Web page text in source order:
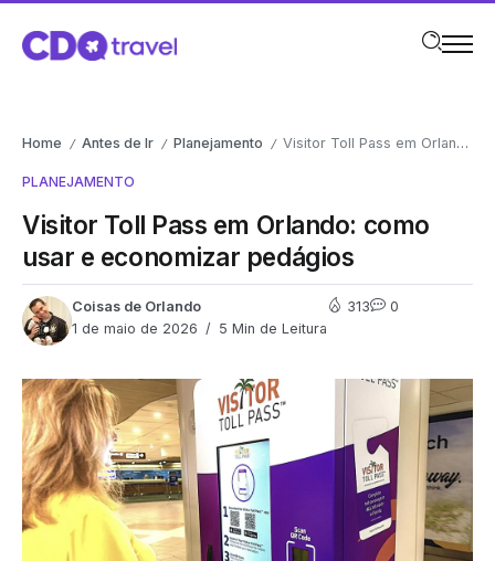
Home / Antes de Ir / Planejamento / Visitor Toll Pass em Orlando: como usar e economizar pedágios
PLANEJAMENTO
Visitor Toll Pass em Orlando: como
usar e economizar pedágios
Coisas de Orlando
1 de maio de 2026
5 Min de Leitura
313 0